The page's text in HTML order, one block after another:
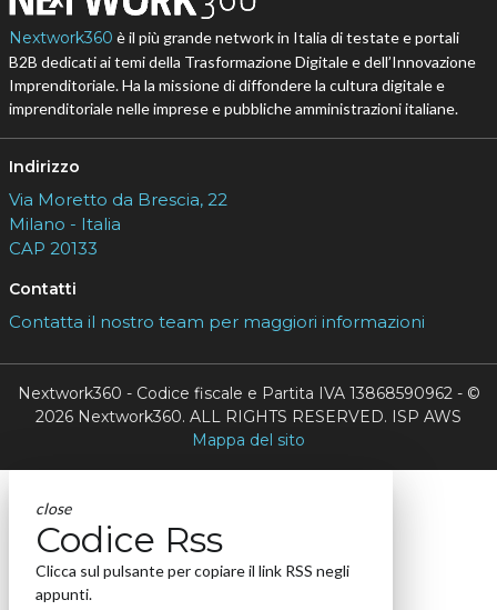
Nextwork360 è il più grande network in Italia di testate e portali
B2B dedicati ai temi della Trasformazione Digitale e dell’Innovazione
Imprenditoriale. Ha la missione di diffondere la cultura digitale e
imprenditoriale nelle imprese e pubbliche amministrazioni italiane.
Indirizzo
Via Moretto da Brescia, 22
Milano - Italia
CAP 20133
Contatti
Contatta il nostro team per maggiori informazioni
Nextwork360 - Codice fiscale e Partita IVA 13868590962 - ©
2026 Nextwork360. ALL RIGHTS RESERVED. ISP AWS
Mappa del sito
close
Codice Rss
Clicca sul pulsante per copiare il link RSS negli
appunti.